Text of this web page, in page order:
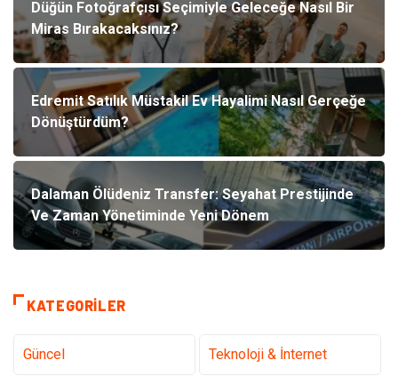
Düğün Fotoğrafçısı Seçimiyle Geleceğe Nasıl Bir
Miras Bırakacaksınız?
Edremit Satılık Müstakil Ev Hayalimi Nasıl Gerçeğe
Dönüştürdüm?
Dalaman Ölüdeniz Transfer: Seyahat Prestijinde
Ve Zaman Yönetiminde Yeni Dönem
KATEGORILER
Güncel Teknoloji & İnternet